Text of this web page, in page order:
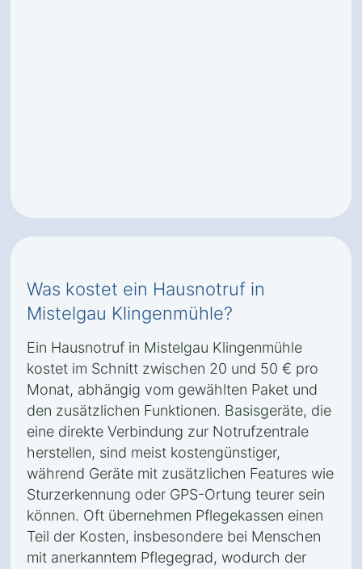
Was kostet ein Hausnotruf in
Mistelgau Klingenmühle?
Ein Hausnotruf in Mistelgau Klingenmühle
kostet im Schnitt zwischen 20 und 50 € pro
Monat, abhängig vom gewählten Paket und
den zusätzlichen Funktionen. Basisgeräte, die
eine direkte Verbindung zur Notrufzentrale
herstellen, sind meist kostengünstiger,
während Geräte mit zusätzlichen Features wie
Sturzerkennung oder GPS-Ortung teurer sein
können. Oft übernehmen Pflegekassen einen
Teil der Kosten, insbesondere bei Menschen
mit anerkanntem Pflegegrad, wodurch der